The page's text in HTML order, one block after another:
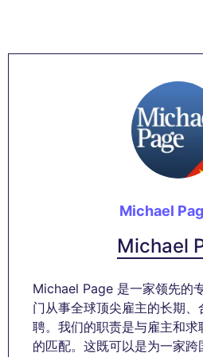
Michael
Michael
Michael Page 是一家领先的
门从事全球顶尖雇主的长期、
聘。我们的职责是与雇主和求
的匹配。这既可以是为一家跨